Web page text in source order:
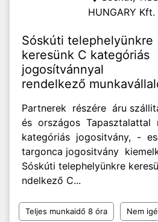
HUNGARY Kft.
Sóskúti telephelyünkre
keresünk C kategóriás
jogosítvánnyal
rendelkező
Partnerek részére áru
és országos Tapasztalattal
kategóriás jogositvány, -
targonca jogositvány
Sóskúti telephelyünkre
ndelkező C...
Teljes munkaidő 8 óra Nem